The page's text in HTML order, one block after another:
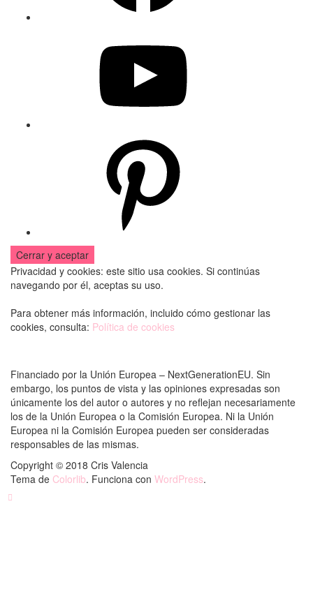
Privacidad y cookies: este sitio usa cookies. Si continúas
navegando por él, aceptas su uso.
Para obtener más información, incluido cómo gestionar las
cookies, consulta: Política de cookies
Financiado por la Unión Europea – NextGenerationEU. Sin
embargo, los puntos de vista y las opiniones expresadas son
únicamente los del autor o autores y no reflejan necesariamente
los de la Unión Europea o la Comisión Europea. Ni la Unión
Europea ni la Comisión Europea pueden ser consideradas
responsables de las mismas.
Copyright © 2018 Cris Valencia
Tema de Colorlib. Funciona con WordPress.